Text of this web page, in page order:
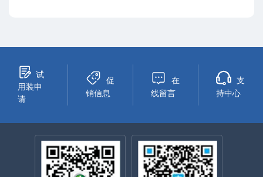
试
用装申
请
促
销信息
在
线留言
支
持中心